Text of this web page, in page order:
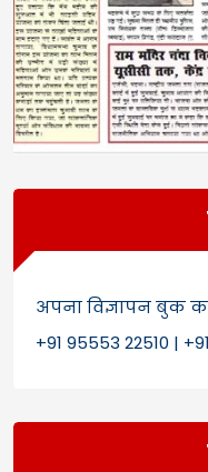
अपना विज्ञापन बुक
+91 95553 22510 |